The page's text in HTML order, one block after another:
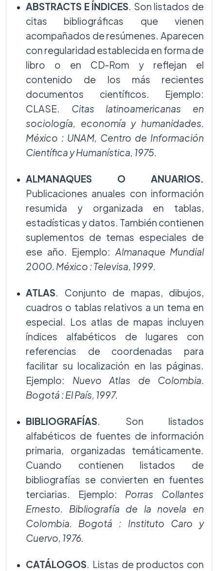
ABSTRACTS E ÍNDICES. Son listados de
citas bibliográficas que vienen
acompañados de resúmenes. Aparecen
con regularidad establecida en forma de
libro o en CD-Rom y reflejan el
contenido de los más recientes
documentos científicos. Ejemplo:
CLASE. Citas latinoamericanas en
sociología, economía y humanidades.
México : UNAM, Centro de Información
Científica y Humanística, 1975.
ALMANAQUES O ANUARIOS.
Publicaciones anuales con información
resumida y organizada en tablas,
estadísticas y datos. También contienen
suplementos de temas especiales de
ese año. Ejemplo: Almanaque Mundial
2000. México : Televisa, 1999.
ATLAS. Conjunto de mapas, dibujos,
cuadros o tablas relativos a un tema en
especial. Los atlas de mapas incluyen
índices alfabéticos de lugares con
referencias de coordenadas para
facilitar su localización en las páginas.
Ejemplo: Nuevo Atlas de Colombia.
Bogotá : El País, 1997.
BIBLIOGRAFÍAS. Son listados
alfabéticos de fuentes de información
primaria, organizadas temáticamente.
Cuando contienen listados de
bibliografías se convierten en fuentes
terciarias. Ejemplo: Porras Collantes
Ernesto. Bibliografía de la novela en
Colombia. Bogotá : Instituto Caro y
Cuervo, 1976.
CATÁLOGOS. Listas de productos con